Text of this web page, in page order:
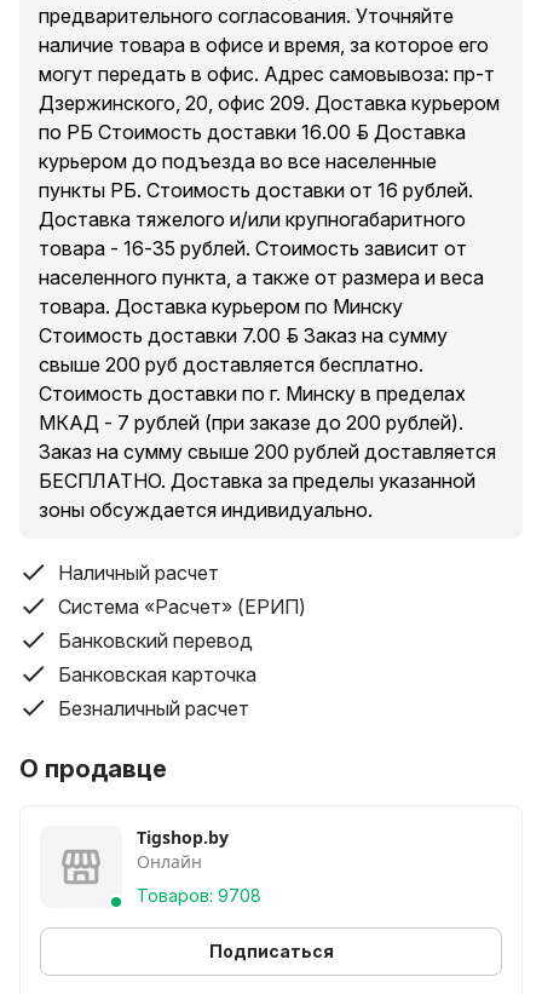
предварительного согласования. Уточняйте
наличие товара в офисе и время, за которое его
могут передать в офис. Адрес самовывоза: пр-т
Дзержинского, 20, офис 209. Доставка курьером
по РБ Стоимость доставки 16.00 руб. Доставка
курьером до подъезда во все населенные
пункты РБ. Стоимость доставки от 16 рублей.
Доставка тяжелого и/или крупногабаритного
товара - 16-35 рублей. Стоимость зависит от
населенного пункта, а также от размера и веса
товара. Доставка курьером по Минску
Стоимость доставки 7.00 руб. Заказ на сумму
свыше 200 руб доставляется бесплатно.
Стоимость доставки по г. Минску в пределах
МКАД - 7 рублей (при заказе до 200 рублей).
Заказ на сумму свыше 200 рублей доставляется
БЕСПЛАТНО. Доставка за пределы указанной
зоны обсуждается индивидуально.
Наличный расчет
Система «Расчет» (ЕРИП)
Банковский перевод
Банковская карточка
Безналичный расчет
О продавце
Tigshop.by
Онлайн
Товаров: 9708
Подписаться